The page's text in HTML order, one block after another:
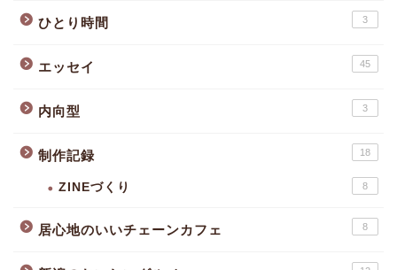
ひとり時間 3
エッセイ 45
内向型 3
制作記録 18
ZINEづくり 8
居心地のいいチェーンカフェ 8